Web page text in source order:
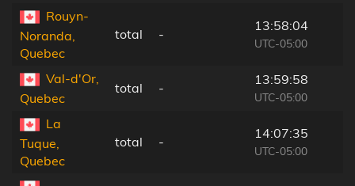
Rouyn-
Noranda,
Quebec
total -
13:58:04
UTC-05:00
Val-d'Or,
Quebec
total -
13:59:58
UTC-05:00
La
Tuque,
Quebec
total -
14:07:35
UTC-05:00